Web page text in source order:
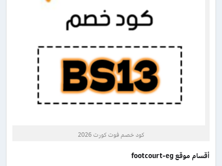
كود خصم فوت كورت 2026
أقسام موقعfootcourt-eg